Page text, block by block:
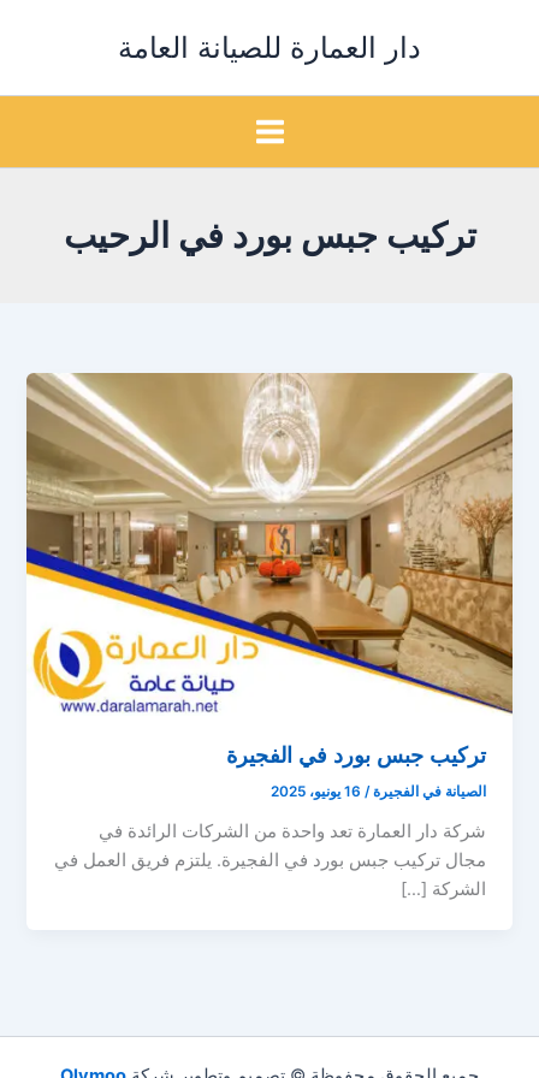
دار العمارة للصيانة العامة
تركيب جبس بورد في الرحيب
تركيب جبس بورد في الفجيرة
الصيانة في الفجيرة/ 16 يونيو، 2025
شركة دار العمارة تعد واحدة من الشركات الرائدة في
مجال تركيب جبس بورد في الفجيرة. يلتزم فريق العمل في
الشركة […]